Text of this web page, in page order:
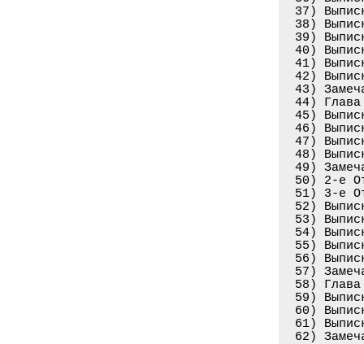
37)
38)
39)
40)
41)
42)
43)
44)
45)
46)
47)
48)
49)
50) 2-е
51) 3-е
52)
53)
54)
55)
56)
57)
58)
59)
60)
61)
62)